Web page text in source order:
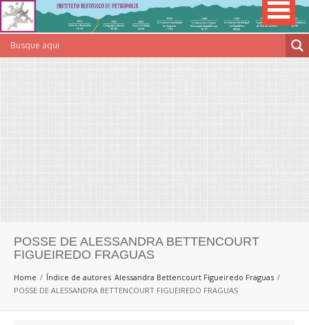
POSSE DE ALESSANDRA BETTENCOURT
FIGUEIREDO FRAGUAS
Home Índice de autores Alessandra Bettencourt Figueiredo Fraguas
POSSE DE ALESSANDRA BETTENCOURT FIGUEIREDO FRAGUAS